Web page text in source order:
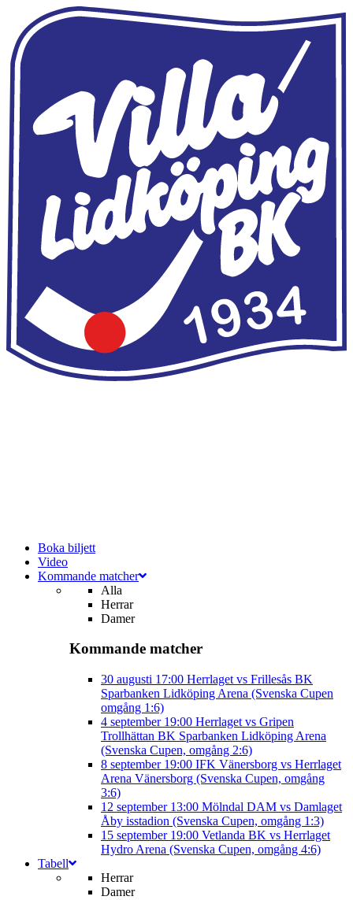
Boka biljett
Video
Kommande matcher
Alla
Herrar
Damer
Kommande matcher
30 augusti 17:00 Herrlaget vs Frillesås BK
Sparbanken Lidköping Arena (Svenska Cupen
omgång 1:6)
4 september 19:00 Herrlaget vs Gripen
Trollhättan BK Sparbanken Lidköping Arena
(Svenska Cupen, omgång 2:6)
8 september 19:00 IFK Vänersborg vs Herrlaget
Arena Vänersborg (Svenska Cupen, omgång
3:6)
12 september 13:00 Mölndal DAM vs Damlaget
Åby isstadion (Svenska Cupen, omgång 1:3)
15 september 19:00 Vetlanda BK vs Herrlaget
Hydro Arena (Svenska Cupen, omgång 4:6)
Tabell
Herrar
Damer